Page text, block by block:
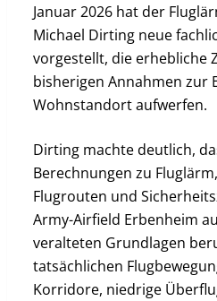
Januar 2026 hat der
Michael Dirting neue
vorgestellt, die erhebliche
bisherigen Annahmen zur
Wohnstandort aufwerfen.
Dirting machte deutlich,
Berechnungen zu
Flugrouten und
Army-Airfield Erbenheim
veralteten Grundlagen
tatsächlichen
Korridore, niedrige